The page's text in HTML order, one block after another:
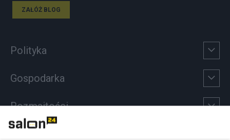
ZAŁÓŻ BLOG
Polityka
Gospodarka
Rozmaitości